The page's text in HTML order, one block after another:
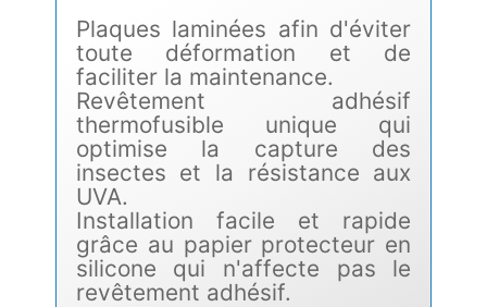
Plaques laminées afin d'éviter
toute déformation et de
faciliter la maintenance.
Revêtement adhésif
thermofusible unique qui
optimise la capture des
insectes et la résistance aux
UVA.
Installation facile et rapide
grâce au papier protecteur en
silicone qui n'affecte pas le
revêtement adhésif.